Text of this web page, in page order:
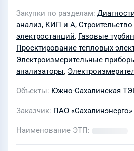
проекта
энергоблока ОП
ТЭЦ-1» мощностью 50
установкой двух
энергоагрегатов
Закупки по разделам
анализ, КИП и А,
электростанций, Газовые
Проектирование тепловых
Электроизмерительные
анализаторы,
Объекты Южно-Сахалинская
Заказчик ПАО «Сахалинэнерго»
Наименование ЭТП